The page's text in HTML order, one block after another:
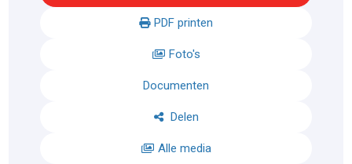
PDF printen
Foto's
Documenten
Delen
Alle media